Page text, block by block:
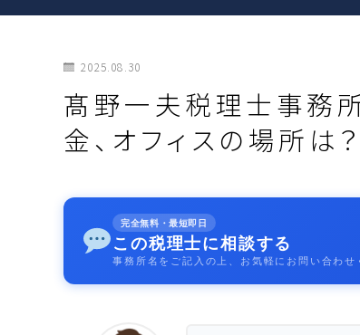
2025.08.30
髙野一夫税理士事務
金、オフィスの場所は？
完全無料・最短即日
この税理士に相談する
事務所名をご記入の上、お気軽にお問い合わせ